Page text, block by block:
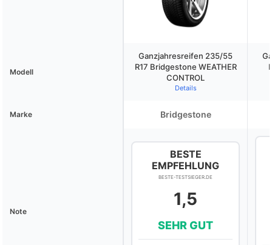
Modell
Ganzjahresreifen 235/55
R17 Bridgestone WEATHER
CONTROL
Details
Marke Bridgestone
Note
BESTE
EMPFEHLUNG
BESTE-TESTSIEGER.DE
1,5
SEHR GUT